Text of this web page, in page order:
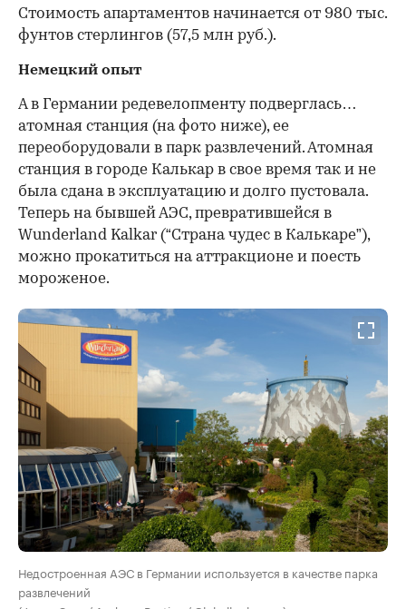
Стоимость апартаментов начинается от 980 тыс.
фунтов стерлингов (57,5 млн руб.).
Немецкий опыт
А в Германии редевелопменту подверглась…
атомная станция (на фото ниже), ее
переоборудовали в парк развлечений. Атомная
станция в городе Калькар в свое время так и не
была сдана в эксплуатацию и долго пустовала.
Теперь на бывшей АЭС, превратившейся в
Wunderland Kalkar (“Страна чудес в Калькаре”),
можно прокатиться на аттракционе и поесть
мороженое.
Недостроенная АЭС в Германии используется в качестве парка
развлечений